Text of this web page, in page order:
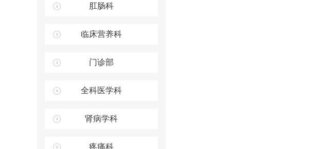
肛肠科
临床营养科
门诊部
全科医学科
肾病学科
疼痛科